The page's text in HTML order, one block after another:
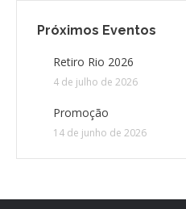
CONTRIBUIÇÕES
HISTÓRIA DE CCA/BR
Próximos Eventos
Retiro Rio 2026
4 de julho de 2026
Promoção
14 de junho de 2026